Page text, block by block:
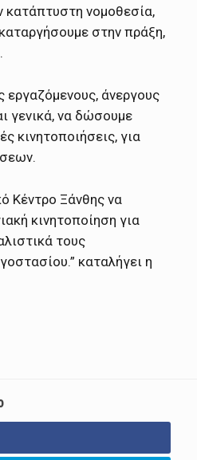
κατάπτυστη νομοθεσία,
στην πράξη,
εργαζόμενους, άνεργους
γενικά, να δώσουμε
κινητοποιήσεις, για
Κέντρο Ξάνθης να
κινητοποίηση για
τους
καταλήγει η